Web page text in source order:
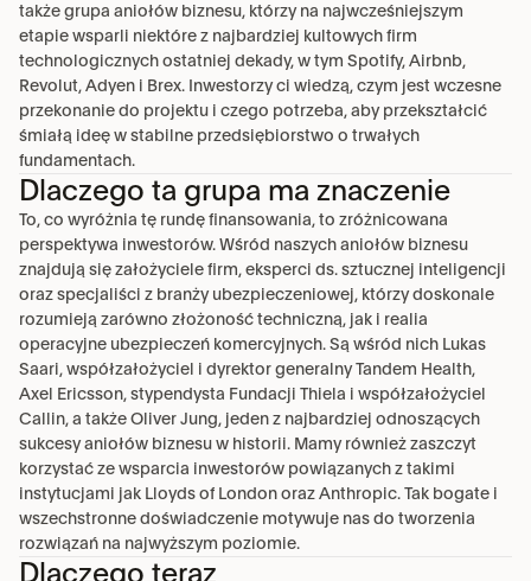
także grupa aniołów biznesu, którzy na najwcześniejszym
etapie wsparli niektóre z najbardziej kultowych firm
technologicznych ostatniej dekady, w tym Spotify, Airbnb,
Revolut, Adyen i Brex. Inwestorzy ci wiedzą, czym jest wczesne
przekonanie do projektu i czego potrzeba, aby przekształcić
śmiałą ideę w stabilne przedsiębiorstwo o trwałych
fundamentach.
Dlaczego ta grupa ma znaczenie
To, co wyróżnia tę rundę finansowania, to zróżnicowana
perspektywa inwestorów. Wśród naszych aniołów biznesu
znajdują się założyciele firm, eksperci ds. sztucznej inteligencji
oraz specjaliści z branży ubezpieczeniowej, którzy doskonale
rozumieją zarówno złożoność techniczną, jak i realia
operacyjne ubezpieczeń komercyjnych. Są wśród nich Lukas
Saari, współzałożyciel i dyrektor generalny Tandem Health,
Axel Ericsson, stypendysta Fundacji Thiela i współzałożyciel
Callin, a także Oliver Jung, jeden z najbardziej odnoszących
sukcesy aniołów biznesu w historii. Mamy również zaszczyt
korzystać ze wsparcia inwestorów powiązanych z takimi
instytucjami jak Lloyds of London oraz Anthropic. Tak bogate i
wszechstronne doświadczenie motywuje nas do tworzenia
rozwiązań na najwyższym poziomie.
Dlaczego teraz